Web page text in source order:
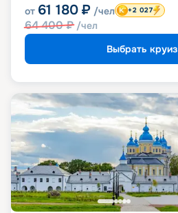
от 61 180 ₽ /чел
64 400₽ /чел
+2 027
Выбрать круиз